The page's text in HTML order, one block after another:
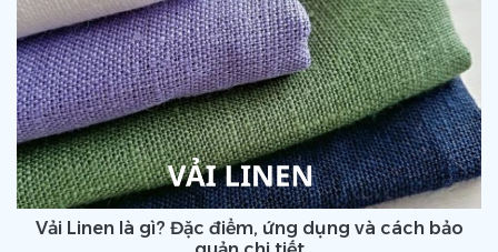
Vải Linen là gì? Đặc điểm, ứng dụng và cách bảo